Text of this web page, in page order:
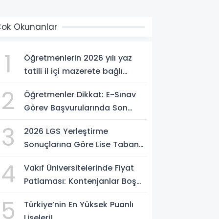
Okunanlar
1
Öğretmenlerin 2026 yılı yaz
tatili il içi mazerete bağlı
2
Öğretmenler Dikkat: E-Sınav
Görev Başvurularında Son
3
2026 LGS Yerleştirme
Sonuçlarına Göre Lise Taban
Başladı
4
Vakıf Üniversitelerinde Fiyat
Patlaması: Kontenjanlar Boş
5
Türkiye’nin En Yüksek Puanlı